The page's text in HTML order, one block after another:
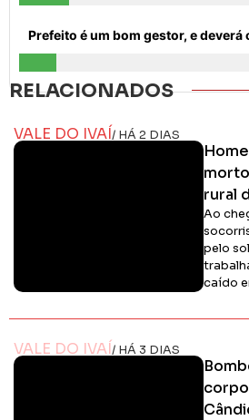
Prefeito é um bom gestor, e
RELACIONADOS
VALE DO IVAÍ/ HÁ 2 DIAS
rural
Ao
pelo
caído
VALE DO IVAÍ/ HÁ 3 DIAS